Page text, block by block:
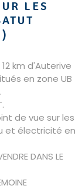
LES
km d'Auterive
en zone UB
de vue sur les
et électricité en
DANS LE